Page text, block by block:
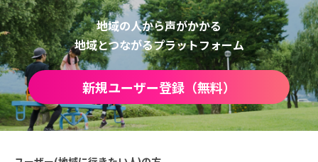
地域の人から声がかかる
地域とつながるプラットフォーム
新規ユーザー登録（無料）